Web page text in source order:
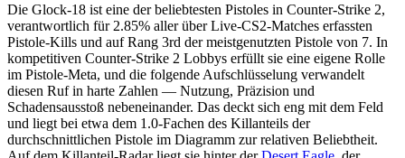
Die Glock-18 ist eine der beliebtesten Pistoles in Counter-Strike 2,
verantwortlich für 2.85% aller über Live-CS2-Matches erfassten
Pistole-Kills und auf Rang 3rd der meistgenutzten Pistole von 7. In
kompetitiven Counter-Strike 2 Lobbys erfüllt sie eine eigene Rolle
im Pistole-Meta, und die folgende Aufschlüsselung verwandelt
diesen Ruf in harte Zahlen — Nutzung, Präzision und
Schadensausstoß nebeneinander. Das deckt sich eng mit dem Feld
und liegt bei etwa dem 1.0-Fachen des Killanteils der
durchschnittlichen Pistole im Diagramm zur relativen Beliebtheit.